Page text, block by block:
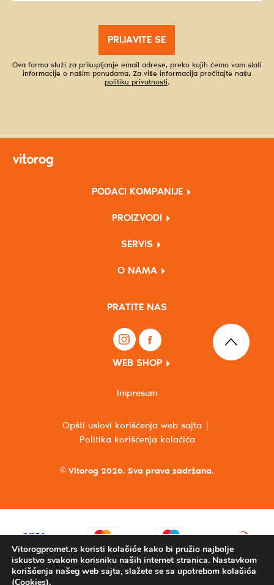
PRIJAVITE SE
Ova forma služi za prikupljanje email adrese, preko kojih ćemo vam slati
informacije o našim ponudama. Za više informacija pročitajte našu
politiku privatnosti.
PODACI KOMPANIJE
PROIZVODI
SERVIS
O NAMA
PRATITE NAS
WEB SHOP
© Vitorog 2026. Sva prava zadržana.
Opšti uslovi korišćenja web sajta
Politika korišćenja kolačića
Impresum
Vitorogpromet.rs koristi kolačiće kako bi pružio najbolje
iskustvo svakom korisniku naših internet stranica. Nastavkom
korišćenja našeg web sajta, slažete se sa upotrebom kolačića
(Cookies).